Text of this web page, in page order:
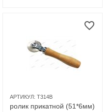
АРТИКУЛ: T314B
ролик прикатной (51*6мм)